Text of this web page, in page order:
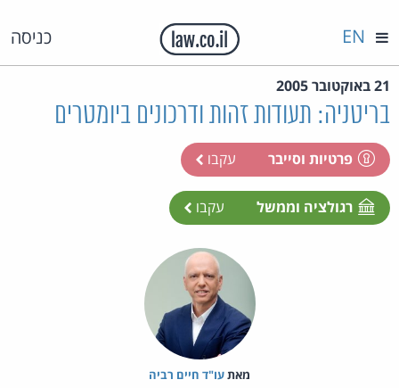
כניסה EN
21 באוקטובר 2005
בריטניה: תעודות זהות ודרכונים ביומטרים
פרטיות וסייבר עקבו
רגולציה וממשל עקבו
מאת‏עו"ד חיים רביה